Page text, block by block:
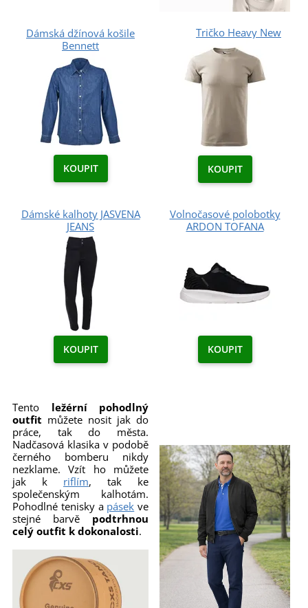
Dámská džínová košile
Bennett
KOUPIT
Tričko Heavy New
KOUPIT
Dámské kalhoty JASVENA
JEANS
KOUPIT
Volnočasové polobotky
ARDON TOFANA
KOUPIT
Tento ležérní pohodlný
outfit můžete nosit jak do
práce, tak do města.
Nadčasová klasika v podobě
černého bomberu nikdy
nezklame. Vzít ho můžete
jak k riflím, tak ke
společenským kalhotám.
Pohodlné tenisky a pásek ve
stejné barvě podtrhnou
celý outfit k dokonalosti.